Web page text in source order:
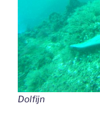
Dolfijn